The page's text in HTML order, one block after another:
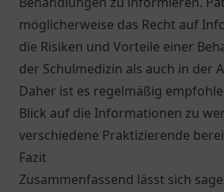
möglicherweise das Recht auf
die Risiken und Vorteile einer
der Schulmedizin als auch in der
Daher ist es regelmäßig
Blick auf die Informationen zu
verschiedene Praktizierende
Fazit
Zusammenfassend lässt sich